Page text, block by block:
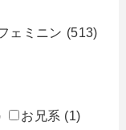
ェミニン (513)
お兄系 (1)